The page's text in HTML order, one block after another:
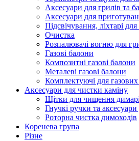
Аксесуари для грилів та
Аксесуари для
Підсвічування, ліхтарі
Очистка
Розпалювачі вогню для
Газові балони
Композитні газові балони
Металеві газові балони
Комплектуючі для газових
Аксесуари для чистки каміну
Щітки для чищення
Гнучкі ручки та
Роторна чистка димоходів
Коренева група
Різне